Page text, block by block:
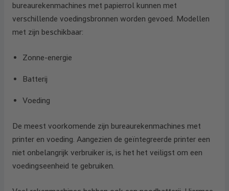
bureaurekenmachines met papierrol kunnen met
verschillende voedingsbronnen worden gevoed. Modellen
met zijn beschikbaar:
Zonne-energie
Batterij
Voeding
De meest voorkomende zijn bureaurekenmachines met
printer en voeding. Aangezien de geïntegreerde printer een
niet onbelangrijk verbruiker is, is het het veiligst om een
voedingseenheid te gebruiken.